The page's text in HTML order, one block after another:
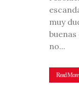
muy
buenas
no...
Read More